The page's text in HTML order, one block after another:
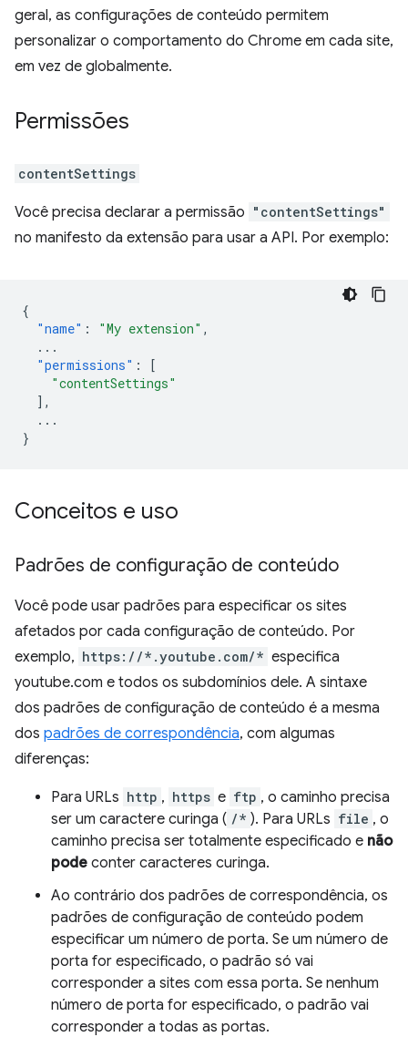
geral, as configurações de conteúdo permitem
personalizar o comportamento do Chrome em cada site,
em vez de globalmente.
Permissões
contentSettings
Você precisa declarar a permissão "contentSettings"
no manifesto da extensão para usar a API. Por exemplo:
{
"name" : "My extension" ,
...
"permissions" :
[
"contentSettings"
],
...
}
Conceitos e uso
Padrões de configuração de conteúdo
Você pode usar padrões para especificar os sites
afetados por cada configuração de conteúdo. Por
exemplo, https://*.youtube.com/* especifica
youtube.com e todos os subdomínios dele. A sintaxe
dos padrões de configuração de conteúdo é a mesma
dos padrões de correspondência, com algumas
diferenças:
Para URLs http , https e ftp , o caminho precisa
ser um caractere curinga ( /* ). Para URLs file , o
caminho precisa ser totalmente especificado e não
pode conter caracteres curinga.
Ao contrário dos padrões de correspondência, os
padrões de configuração de conteúdo podem
especificar um número de porta. Se um número de
porta for especificado, o padrão só vai
corresponder a sites com essa porta. Se nenhum
número de porta for especificado, o padrão vai
corresponder a todas as portas.